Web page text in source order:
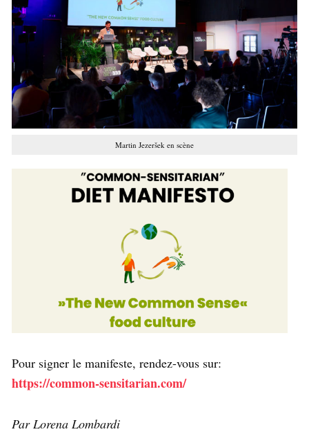
Martin Jezeršek en scène
Pour signer le manifeste, rendez-vous sur:
https://common-sensitarian.com/
Par Lorena Lombardi